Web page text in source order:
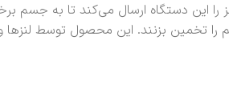
را این دستگاه ارسال می‌کند تا به
را تخمین بزنند. این محصول توسط